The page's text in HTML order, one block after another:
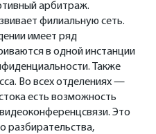
арбитраж.
филиальную сеть.
имеет ряд
в одной инстанции
Также
Во всех отделениях —
есть возможность
Это
разбирательства,